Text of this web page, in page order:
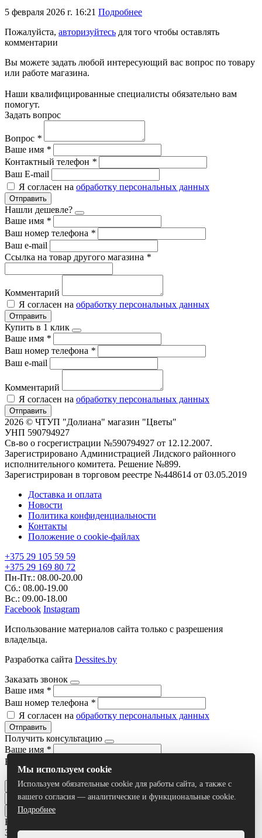
5 февраля 2026 г. 16:21 Подробнее
Пожалуйста, авторизуйтесь для того чтобы оставлять
комментарии
Вы можете задать любой интересующий вас вопрос по товару
или работе магазина.
Наши квалифицированные специалисты обязательно вам
помогут.
Задать вопрос
Вопрос *
Ваше имя *
Контактный телефон *
Ваш E-mail
Я согласен на обработку персональных данных
Отправить
Нашли дешевле?
Ваше имя *
Ваш номер телефона *
Ваш e-mail
Ссылка на товар другого магазина *
Комментарий
Я согласен на обработку персональных данных
Отправить
Купить в 1 клик
Ваше имя *
Ваш номер телефона *
Ваш e-mail
Комментарий
Я согласен на обработку персональных данных
Отправить
2026 © ЧТУП "Долиана" магазин "Цветы"
УНП 590794927
Св-во о госрегистрации №590794927 от 12.12.2007.
Зарегистрировано Администрацией Лидского районного
исполнительного комитета. Решение №899.
Зарегистрирован в торговом реестре №448614 от 03.05.2019
Доставка и оплата
Новости
Политика конфиденциальности
Контакты
Положение о cookie-файлах
+375 29 105 59 59
+375 29 169 80 72
Пн-Пт.: 08.00-20.00
Сб.: 08.00-19.00
Вс.: 09.00-18.00
Facebook Instagram
Использование материалов сайта только с разрешения
владельца.
Разработка сайта Dessites.by
Заказать звонок
Ваше имя *
Ваш номер телефона *
Я согласен на обработку персональных данных
Отправить
Получить консультацию
Ваше имя *
Ваш номер телефона
Я согласен наобработку персональных данных
Отправить
Все результаты
Задать вопрос
Мы используем cookie
Используем обязательные cookie для работы сайта, а также с
вашего согласия — аналитические и функциональные cookie.
Подробнее